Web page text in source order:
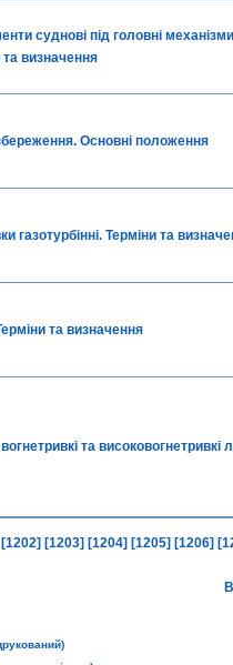
суднові під головні
та визначення
Основні положення
газотурбінні. Терміни та
та визначення
та високовогнетривкі
[1202] [1203] [1204] [1205] [1206]